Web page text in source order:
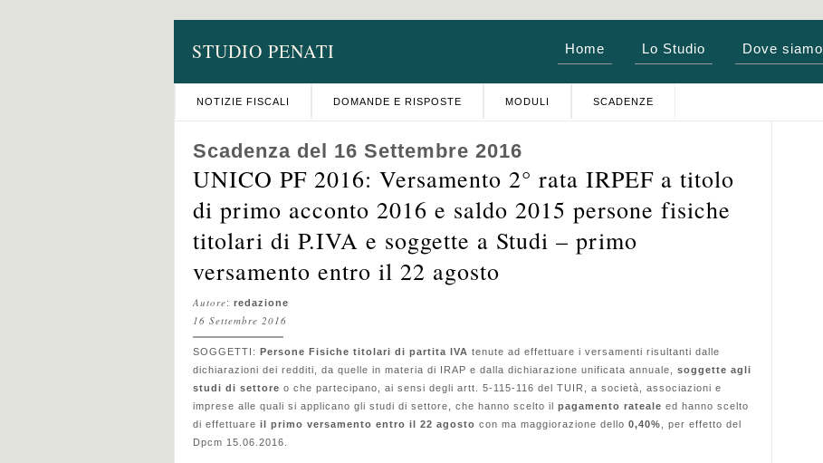
STUDIO PENATI Home Lo Studio Dove siamo
NOTIZIE FISCALI DOMANDE E RISPOSTE MODULI SCADENZE
Scadenza del 16 Settembre 2016
UNICO PF 2016: Versamento 2° rata IRPEF a titolo
di primo acconto 2016 e saldo 2015 persone fisiche
titolari di P.IVA e soggette a Studi – primo
versamento entro il 22 agosto
Autore: redazione
16 Settembre 2016
SOGGETTI: Persone Fisiche titolari di partita IVA tenute ad effettuare i versamenti risultanti dalle
dichiarazioni dei redditi, da quelle in materia di IRAP e dalla dichiarazione unificata annuale, soggette agli
studi di settore o che partecipano, ai sensi degli artt. 5-115-116 del TUIR, a società, associazioni e
imprese alle quali si applicano gli studi di settore, che hanno scelto il pagamento rateale ed hanno scelto
di effettuare il primo versamento entro il 22 agosto con ma maggiorazione dello 0,40% , per effetto del
Dpcm 15.06.2016.